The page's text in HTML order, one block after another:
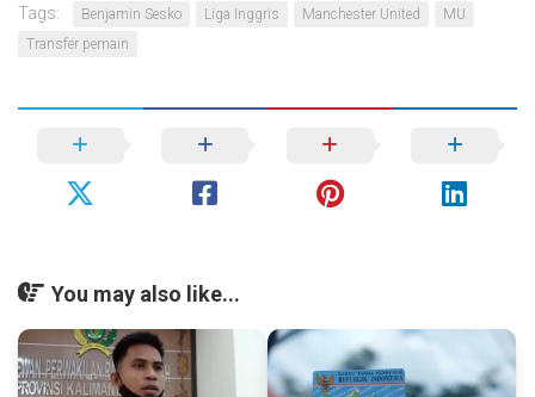
Tags: Benjamin Sesko Liga Inggris Manchester United
MU
Transfer pemain
You may also like...